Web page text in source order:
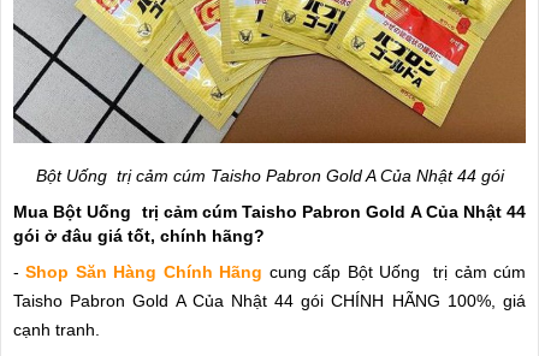
Bột Uống trị cảm cúm Taisho Pabron Gold A Của Nhật 44 gói
Mua Bột Uống trị cảm cúm Taisho Pabron Gold A Của Nhật 44
gói ở đâu giá tốt, chính hãng?
-Shop Săn Hàng Chính Hãng cung cấp Bột Uống trị cảm cúm
Taisho Pabron Gold A Của Nhật 44 gói CHÍNH HÃNG 100%, giá
cạnh tranh.